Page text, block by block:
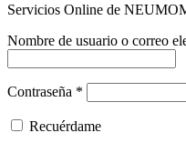
Servicios Online de
Nombre de usuario o correo
Contraseña *
Recuérdame